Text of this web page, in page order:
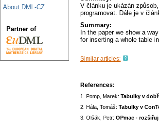
V článku je ukázán
programovat. Dále je v
Summary:
In the paper we show a
for inserting a whole table
Similar articles:
References:
1. Pomp, Marek: Tabulky v
2. Hála, Tomáš: Tabulky v
3. Olšák, Petr: OPmac -
About DML-CZ
Partner of